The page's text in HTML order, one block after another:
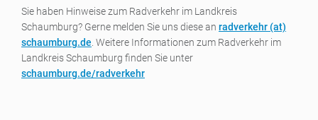
Sie haben Hinweise zum Radverkehr im Landkreis
Schaumburg? Gerne melden Sie uns diese an radverkehr (at)
schaumburg.de . Weitere Informationen zum Radverkehr im
Landkreis Schaumburg finden Sie unter
schaumburg.de/radverkehr